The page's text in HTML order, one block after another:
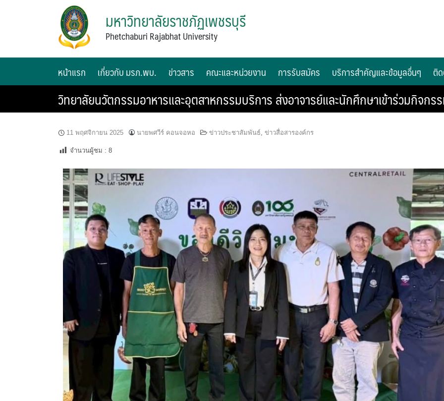
มหาวิทยาลัยราชภัฏเพชรบุรี
Phetchaburi Rajabhat University
หน้าแรก เกี่ยวกับ มรภ.พบ. ข่าวสาร คณะและหน่วยงาน การรับสมัคร บริการสำคัญและข้อมูลอื่นๆ ติ
วิทยาลัยนวัตกรรมอาหารและอุตสาหกรรมบริการ ส่งอาจารย์และนักศึกษาเข้าร่วมกิจก
11 พฤศจิกายน 2025 นายพศวีร์ คอนจอหอ ข่าวประชาสัมพันธ์, ข่าวสื่อสารองค์กร
จำนวนผู้ชม : 8